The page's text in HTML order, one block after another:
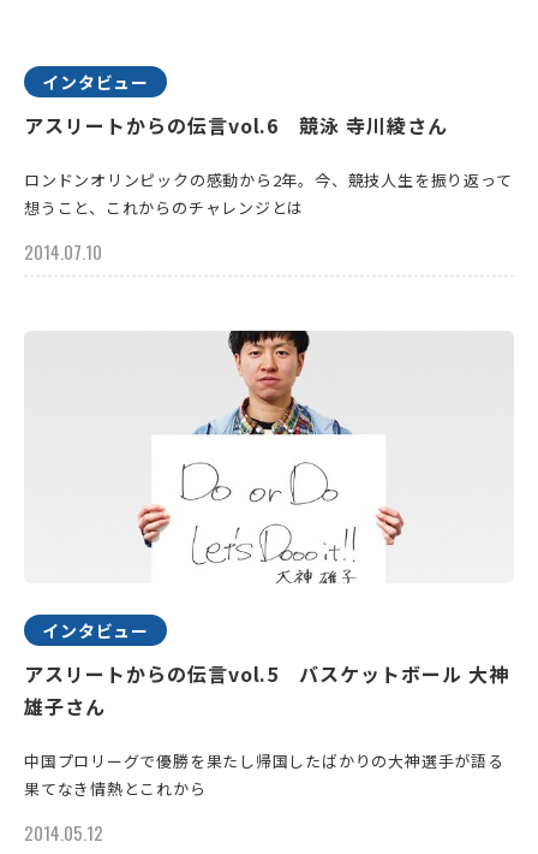
インタビュー
アスリートからの伝言vol.6 競泳 寺川綾さん
ロンドンオリンピックの感動から2年。今、競技人生を振り返って
想うこと、これからのチャレンジとは
2014.07.10
インタビュー
アスリートからの伝言vol.5 バスケットボール 大神
雄子さん
中国プロリーグで優勝を果たし帰国したばかりの大神選手が語る
果てなき情熱とこれから
2014.05.12